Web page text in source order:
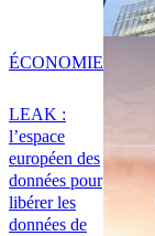
LEAK :
l’espace
européen des
données pour
libérer les
données de
ÉCONOMIE